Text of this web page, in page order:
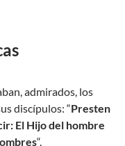
admirados, los
discípulos: “Presten
El Hijo del hombre
“.